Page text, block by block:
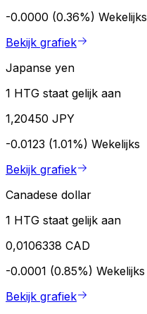
-0.0000 (0.36%) Wekelijks
Bekijk grafiek
Japanse yen
1 HTG staat gelijk aan
1,20450 JPY
-0.0123 (1.01%) Wekelijks
Bekijk grafiek
Canadese dollar
1 HTG staat gelijk aan
0,0106338 CAD
-0.0001 (0.85%) Wekelijks
Bekijk grafiek